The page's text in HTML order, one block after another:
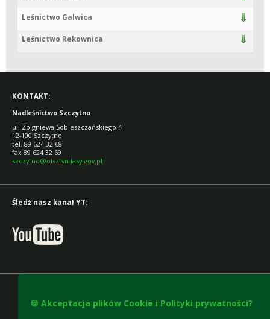
Leśnictwo Galwica
Leśnictwo Rekownica
KONTAKT:
Nadleśnictwo Szczytno
ul. Zbigniewa Sobieszczańskiego 4
12-100 Szczytno
tel. 89 624 32 68
fax 89 624 32 69
szczytno@olsztyn.lasy.gov.pl
Śledź nasz kanał YT:
🍪 Akceptacja plików Cookie i Polityki prywatności?